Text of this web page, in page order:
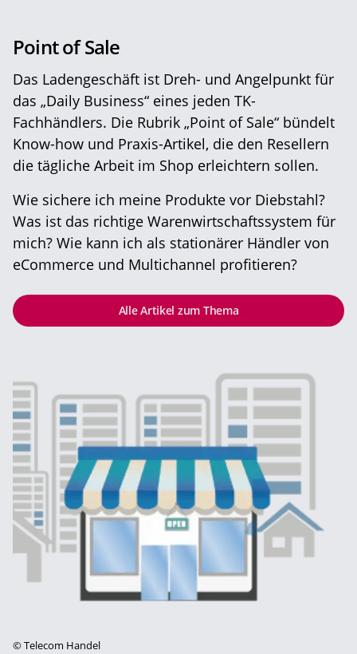
©Telecom Handel
Point of Sale
Das Ladengeschäft ist Dreh- und Angelpunkt für
das „Daily Business“ eines jeden TK-
Fachhändlers. Die Rubrik „Point of Sale“ bündelt
Know-how und Praxis-Artikel, die den Resellern
die tägliche Arbeit im Shop erleichtern sollen.
Wie sichere ich meine Produkte vor Diebstahl?
Was ist das richtige Warenwirtschaftssystem für
mich? Wie kann ich als stationärer Händler von
eCommerce und Multichannel profitieren?
Alle Artikel zum Thema